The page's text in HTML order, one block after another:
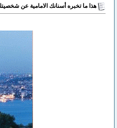
هذا ما تخبره أسنانك الامامية عن